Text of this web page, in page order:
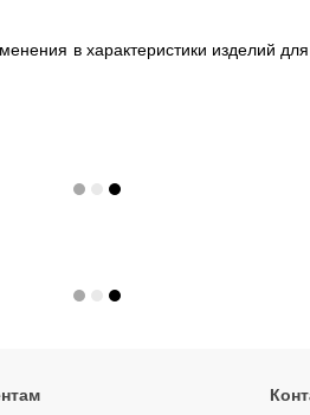
в характеристики изделий